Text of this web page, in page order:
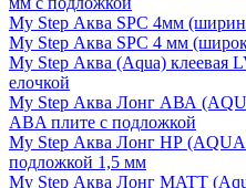
My Step Аква SPC 4мм
My Step Аква SPC 4 мм
My Step Аква (Aqua) клеевая
елочкой
My Step Аква Лонг АВА
ABA плите с подложкой
My Step Аква Лонг НР (AQUA
подложкой 1,5 мм
My Step Аква Лонг MATT